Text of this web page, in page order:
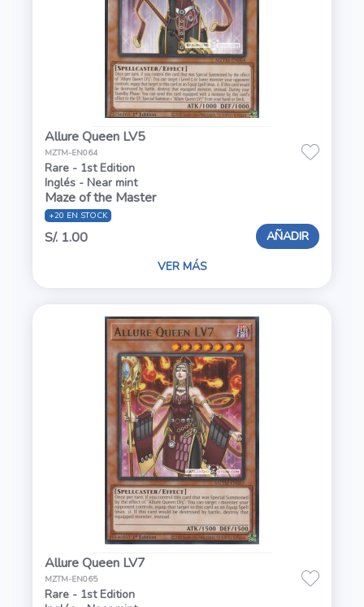
Allure Queen LV5
MZTM-EN064
Rare - 1st Edition
Inglés - Near mint
Maze of the Master
+20 EN STOCK
S/. 1.00 AÑADIR
VER MÁS
Allure Queen LV7
MZTM-EN065
Rare - 1st Edition